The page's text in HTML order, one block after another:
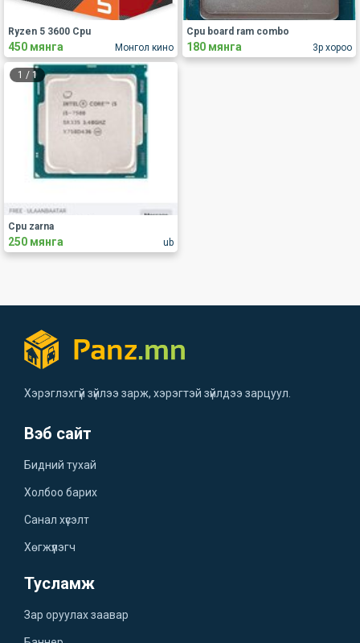
Монгол кино
Ryzen 5 3600 Cpu
450 мянга 3р хороо
Cpu board ram combo
180 мянга
1 / 1
ub
Cpu zarna
250 мянга
Хэрэглэхгүй зүйлээ зарж, хэрэгтэй зүйлдээ зарцуул.
Вэб сайт
Бидний тухай
Холбоо барих
Санал хүсэлт
Хөгжүүлэгч
Тусламж
Зар оруулах заавар